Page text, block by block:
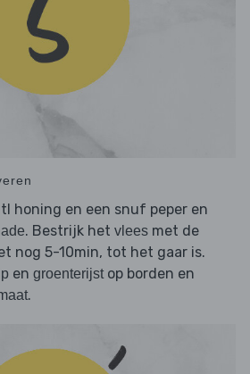
honing en een snuf peper en
. Bestrijk het vlees met de
nog 5-10min, tot het gaar is.
en groenterijstop borden en
.